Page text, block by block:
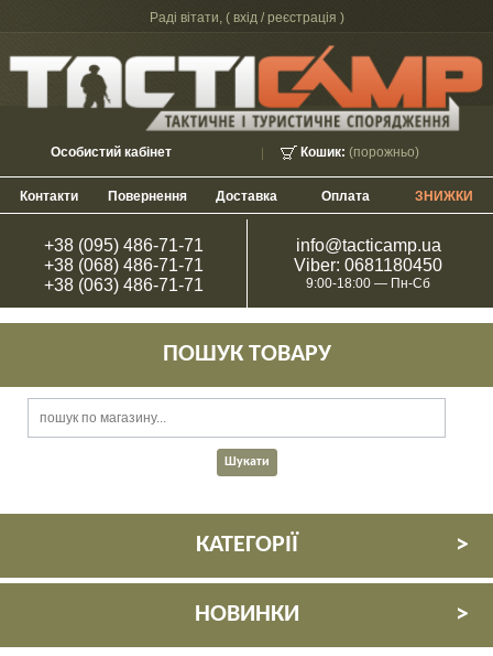
Раді вітати, ( вхід / реєстрація )
Кошик: (порожньо)
Особистий кабінет
Контакти Повернення Доставка Оплата ЗНИЖКИ
+38 (095) 486-71-71
+38 (068) 486-71-71
+38 (063) 486-71-71
info@tacticamp.ua
Viber: 0681180450
9:00-18:00 — Пн-Сб
ПОШУК ТОВАРУ
КАТЕГОРІЇ
НОВИНКИ